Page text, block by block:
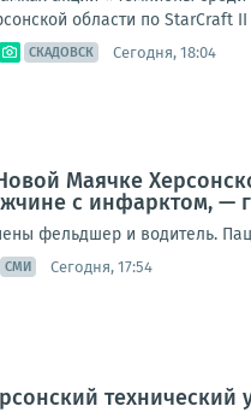
области по StarCraft
СКАДОВСК Сегодня, 18:04
Маячке
с инфарктом, —
фельдшер и водитель.
СМИ Сегодня, 17:54
технический